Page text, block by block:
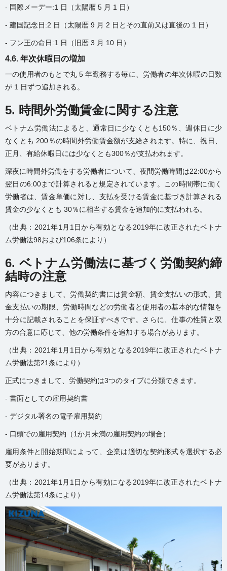
- 国際メーデー:1 日（太陽暦 5 月 1 日）
- 建国記念日:2 日（太陽暦 9 月 2 日とその直前又は直後の 1 日）
- フン王の命日:1 日（旧暦 3 月 10 日）
4.6. 年次休暇日の増加
一の使用者のもとで丸 5 年勤務する毎に、労働者の年次休暇の日数
が 1 日ずつ追加される。
5. 時間外労働賃金に関する注意
ベトナム労働法によると、通常日に少なくとも150％、週休日に少
なくとも 200％の時間外労働賃金額が支給されます。特に、祝日、
正月、有給休暇日には少なくとも300％が支払われます。
深夜に時間外労働をする労働者について、夜間労働時間は22:00から
翌日の6:00まで計算されると規定されています。この時間帯に働く
労働者は、賃金単価に対し、支払を受ける賃金に基づき計算される
賃金の少なくとも 30％に相当する賃金を追加的に支払われる。
（出典：2021年1月1日から有効となる2019年に改正されたベトナ
ム労働法98および106条により）
6. ベトナム労働法に基づく労働契約締
結時の注意
内容につきまして、労働契約書には賃金額、賃金支払いの形式、賃
金支払いの期限、労働時間などの労働者と使用者の基本的な情報を
十分に記載されることを保証すべきです。さらに、仕事の性質と双
方の合意に応じて、他の労働条件を追加する場合があります。
（出典：2021年1月1日から有効となる2019年に改正されたベトナ
ム労働法第21条により）
正式につきまして、労働契約は3つのタイプに分類できます。
- 書面としての雇用契約書
- デジタル署名の電子雇用契約
- 口頭での雇用契約（1か月未満の雇用契約の場合）
雇用条件と開始期間によって、企業は適切な契約形式を選択する必
要があります。
（出典：2021年1月1日から有効になる2019年に改正されたベトナ
ム労働法第14条により）